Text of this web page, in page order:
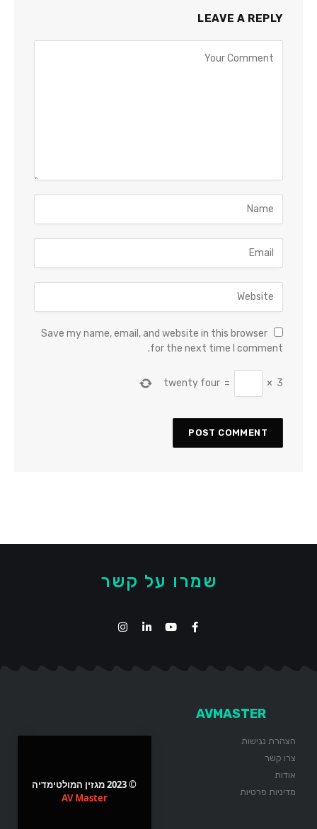
LEAVE A REPLY
Save my name, email, and website in this browser
for the next time I comment.
3
×
=
twenty four
שמרו על קשר
AVMASTER
הצהרת נגישות
צרו קשר
אודות
מדיניות פרטיות
© 2023 מגזין המולטימדיה
AV Master